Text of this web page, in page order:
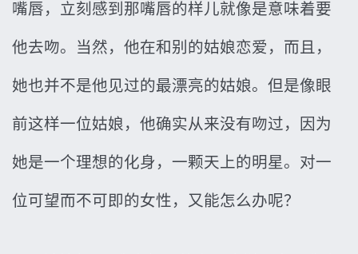
嘴唇，立刻感到那嘴唇的样儿就像是意味着要
他去吻。当然，他在和别的姑娘恋爱，而且，
她也并不是他见过的最漂亮的姑娘。但是像眼
前这样一位姑娘，他确实从来没有吻过，因为
她是一个理想的化身，一颗天上的明星。对一
位可望而不可即的女性，又能怎么办呢？